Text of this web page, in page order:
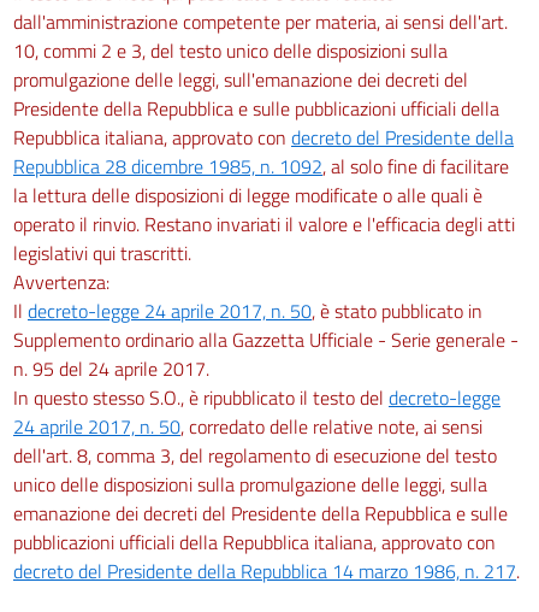
dall'amministrazione competente per materia, ai sensi dell'art.
10, commi 2 e 3, del testo unico delle disposizioni sulla
promulgazione delle leggi, sull'emanazione dei decreti del
Presidente della Repubblica e sulle pubblicazioni ufficiali della
Repubblica italiana, approvato con decreto del Presidente della
Repubblica 28 dicembre 1985, n. 1092, al solo fine di facilitare
la lettura delle disposizioni di legge modificate o alle quali è
operato il rinvio. Restano invariati il valore e l'efficacia degli atti
legislativi qui trascritti.
Avvertenza:
Il decreto-legge 24 aprile 2017, n. 50, è stato pubblicato in
Supplemento ordinario alla Gazzetta Ufficiale - Serie generale -
n. 95 del 24 aprile 2017.
In questo stesso S.O., è ripubblicato il testo del decreto-legge
24 aprile 2017, n. 50, corredato delle relative note, ai sensi
dell'art. 8, comma 3, del regolamento di esecuzione del testo
unico delle disposizioni sulla promulgazione delle leggi, sulla
emanazione dei decreti del Presidente della Repubblica e sulle
pubblicazioni ufficiali della Repubblica italiana, approvato con
decreto del Presidente della Repubblica 14 marzo 1986, n. 217.